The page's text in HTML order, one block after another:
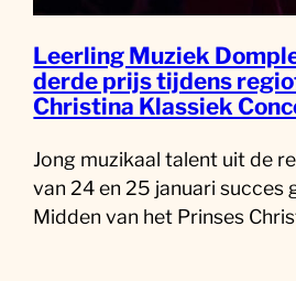
Leerling Muziek
derde prijs tijdens
Christina Klassiek
Jong muzikaal talent uit de
van 24 en 25 januari
Midden van het Prinses